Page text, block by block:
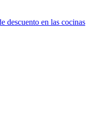
descuento en las cocinas